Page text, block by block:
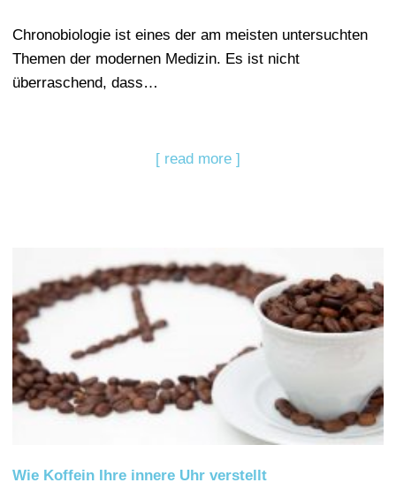
Chronobiologie ist eines der am meisten untersuchten
Themen der modernen Medizin. Es ist nicht
überraschend, dass…
[ read more ]
Wie Koffein Ihre innere Uhr verstellt